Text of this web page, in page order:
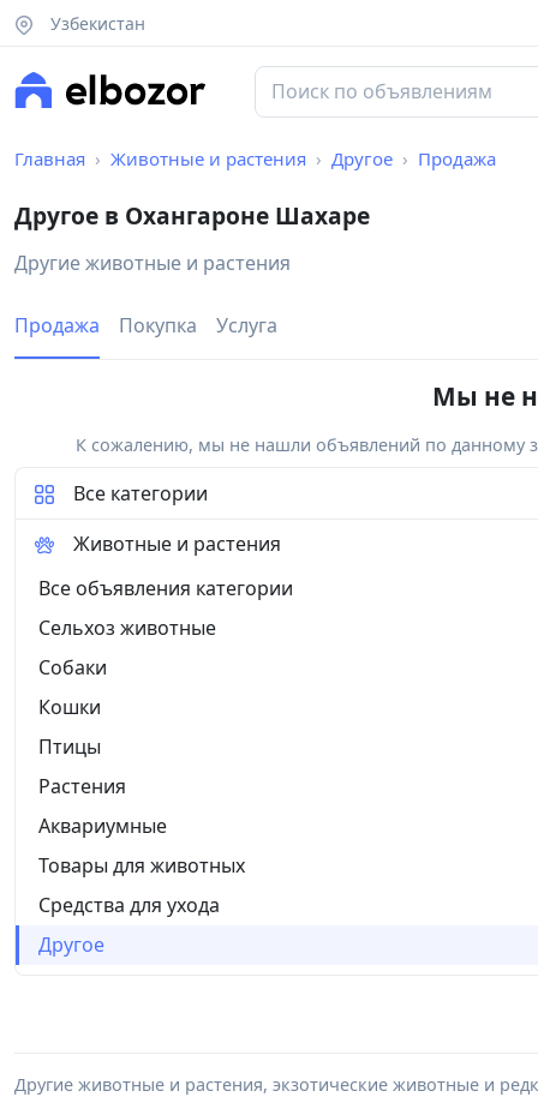
Узбекистан
Главная Животные и растения Другое Продажа
Другое в Охангароне Шахаре
Другие животные и растения
Продажа Покупка Услуга
Мы не
К сожалению, мы не нашли объявлений по данному
Все категории
Животные и растения
Все объявления категории
Сельхоз животные
Собаки
Кошки
Птицы
Растения
Аквариумные
Товары для животных
Средства для ухода
Другое
Другие животные и растения, экзотические животные и